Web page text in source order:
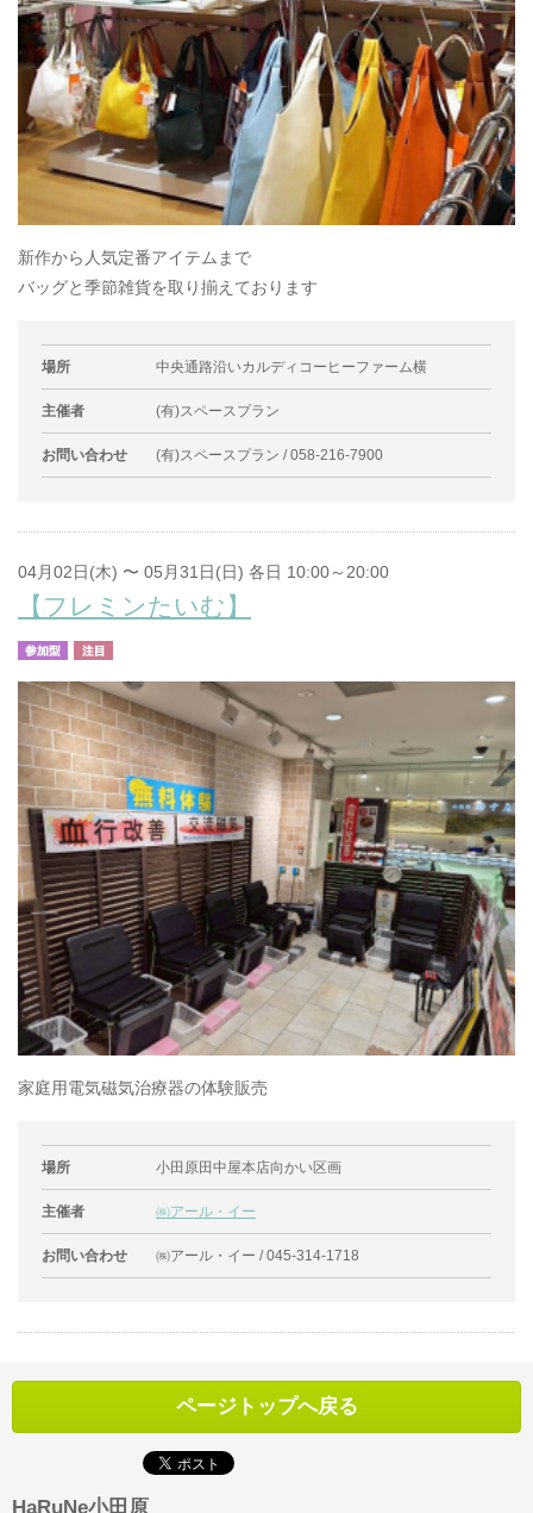
新作から人気定番アイテムまで
バッグと季節雑貨を取り揃えております
場所 中央通路沿いカルディコーヒーファーム横
主催者 (有)スペースプラン
お問い合わせ (有)スペースプラン / 058-216-7900
04月02日(木) 〜 05月31日(日) 各日 10:00～20:00
【フレミンたいむ】
家庭用電気磁気治療器の体験販売
場所 小田原田中屋本店向かい区画
主催者 ㈱アール・イー
お問い合わせ ㈱アール・イー / 045-314-1718
ページトップへ戻る
HaRuNe小田原